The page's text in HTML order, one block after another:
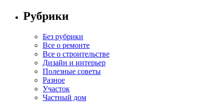
Рубрики
Без рубрики
Все о ремонте
Все о строительстве
Дизайн и интерьер
Полезные советы
Разное
Участок
Частный дом